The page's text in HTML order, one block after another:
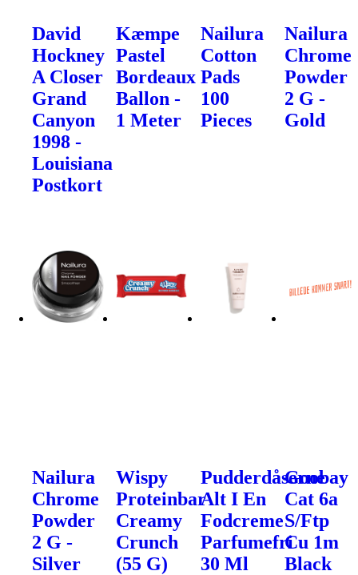
David
Hockney
A Closer
Grand
Canyon
1998 -
Louisiana
Postkort
Kæmpe
Pastel
Bordeaux
Ballon -
1 Meter
Nailura
Cotton
Pads
100
Pieces
Nailura
Chrome
Powder
2 G -
Gold
Nailura
Chrome
Powder
2 G -
Silver
Wispy
Proteinbar
Creamy
Crunch
(55 G)
Pudderdåserne
Alt I En
Fodcreme
Parfumefri
30 Ml
Goobay
Cat 6a
S/Ftp
Cu 1m
Black